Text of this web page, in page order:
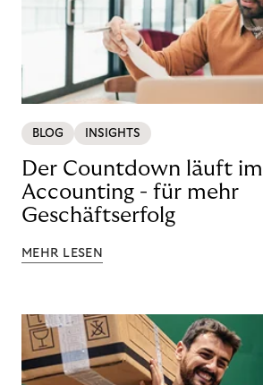
BLOG INSIGHTS
Der Countdown läuft im
Accounting - für mehr
Geschäftserfolg
MEHR LESEN